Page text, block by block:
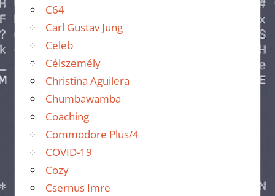
C64
Carl Gustav Jung
Celeb
Célszemély
Christina Aguilera
Chumbawamba
Coaching
Commodore Plus/4
COVID-19
Cozy
Csernus Imre